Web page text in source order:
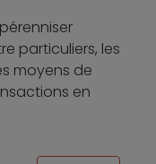
particuliers, les
moyens de
en